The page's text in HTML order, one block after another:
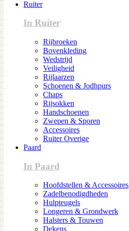
Ruiter
In Ruiter
Rijbroeken
Bovenkleding
Wedstrijd
Veiligheid
Rijlaarzen
Schoenen & Jodhpurs
Chaps
Rijsokken
Handschoenen
Zwepen & Sporen
Accessoires
Ruiter Overige
Paard
In Paard
Hoofdstellen & Accessoires
Zadelbenodigdheden
Hulpteugels
Longeren & Grondwerk
Halsters & Touwen
Dekens